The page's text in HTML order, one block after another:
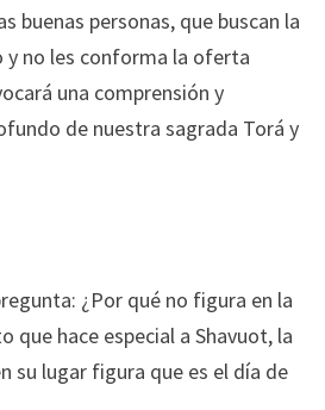
buenas personas, que buscan la
y no les conforma la oferta
una comprensión y
de nuestra sagrada Torá y
¿Por qué no figura en la
que hace especial a Shavuot, la
su lugar figura que es el día de